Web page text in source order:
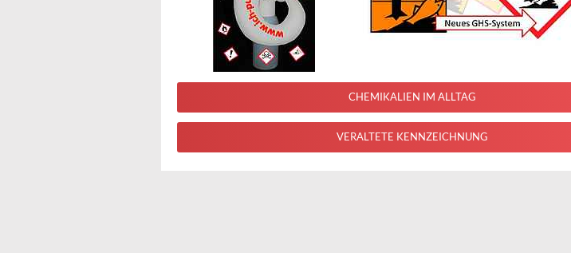
CHEMIKALIEN IM ALLTAG
VERALTETE KENNZEICHNUNG